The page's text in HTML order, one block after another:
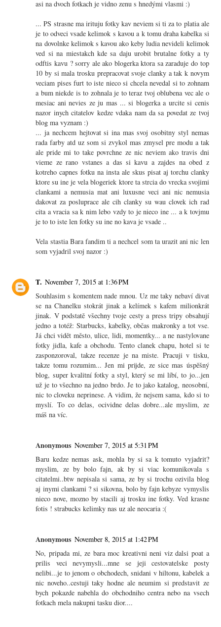
asi na dvoch fotkach je vidno zenu s hnedými vlasmi :)
... PS strasne ma irituju fotky kav neviem si ti za to platia ale
je to odveci vsade kelimok s kavou a k tomu draha kabelka si
na dovolnke kelimok s kavou ako keby ludia nevideli kelimok
ved si na miestakch kde sa daju urobit brutalne fotky a ty
odftis kavu ? sorry ale ako blogerka ktora sa zaraduje do top
10 by si mala trosku prepracovat svoje clanky a tak k novym
veciam pises furt to iste nieco si chcela nevedal si to zohnam
a bum niekde is to zohnala je to teraz tvoj oblubena vec ale o
mesiac ani nevies ze ju mas ... si blogerka a urcite si cenis
nazor inych citatelov kedze vdaka nam da sa povedat ze tvoj
blog ma vyznam :)
... ja nechcem hejtovat si ina mas svoj osobitny styl nemas
rada farby atd uz som si zvykol mas zmysel pre modu a tak
ale pride mi to take povrchne ze nic neviem ako travis dni
vieme ze rano vstanes a das si kavu a zajdes na obed z
kotreho capnes fotku na insta ale skus pisat aj torchu clanky
ktore su ine je vela blogeriek ktore ta strcia do vrecka svojimi
clankami a nemusia mat ani luxusne veci ani nic nemusia
dakovat za posluprace ale cih clanky su wau clovek ich rad
cita a vracia sa k nim lebo vzdy to je nieco ine ... a k tovjmu
je to to iste len fotky su ine no kava je vsade ..
Vela stastia Bara fandim ti a nechcel som ta urazit ani nic len
som vyjadril svoj nazor :)
T. November 7, 2015 at 1:36 PM
Souhlasim s komentem nade mnou. Uz me taky nebaví divat
se na Chanelku stokrát jinak a kelímek s kafem milionkrát
jinak. V podstatě všechny tvoje cesty a press tripy obsahují
jedno a totéž: Starbucks, kabelky, občas makronky a tot vse.
Já chci vidět město, ulice, lidi, momentky... a ne nastylovane
fotky jidla, kafe a obchodu. Tento clanek chapu, hotel si te
zasponzoroval, takze recenze je na miste. Pracuji v tisku,
takze tomu rozumim... Jen mi prijde, ze sice mas úspěšný
blog, super kvalitní fotky a styl, který se mi líbí, to jo...jen
už je to všechno na jedno brdo. Je to jako katalog, neosobní,
nic to cloveku neprinese. A vidim, že nejsem sama, kdo si to
myslí. To co delas, ocividne delas dobre...ale myslim, ze
máš na víc.
Anonymous November 7, 2015 at 5:31 PM
Baru kedze nemas ask, mohla by si sa k tomuto vyjadrit?
myslim, ze by bolo fajn, ak by si viac komunikovala s
citatelmi..btw nepisala si sama, ze by si trochu ozivila blog
aj inymi clankami ? si sikovna, bolo by fajn kebyze vymyslis
nieco nove, mozno by stacili aj trosku ine fotky. Ved krasne
fotis ! strabucks kelimky nas uz ale neocaria :(
Anonymous November 8, 2015 at 1:42 PM
No, pripada mi, ze bara moc kreativni neni viz dalsi poat a
prilis veci nevymysli...mne se jeji cestovatelske posty
nelibi...je to jenom o obchodech, snidani v hiltonu, kabelek a
nic noveho..cestuji taky hodne ale neumim si predstavit ze
bych pokazde nabehla do obchodniho centra nebo na vsech
fotkach mela nakupni tasku dior....